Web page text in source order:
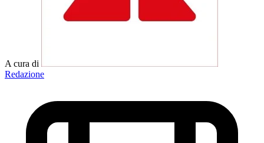
A cura di
Redazione